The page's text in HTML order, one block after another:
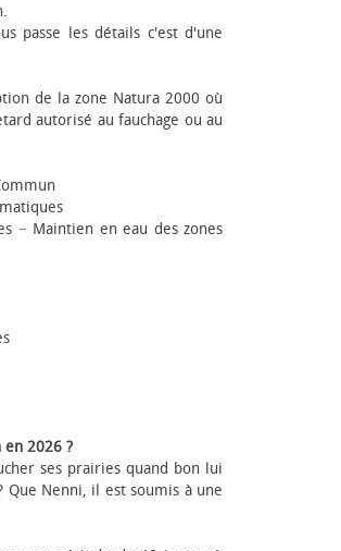
passe les détails c'est d'une
de la zone Natura 2000 où
autorisé au fauchage ou au
− Maintien en eau des zones
en 2026 ?
ses prairies quand bon lui
Nenni, il est soumis à une